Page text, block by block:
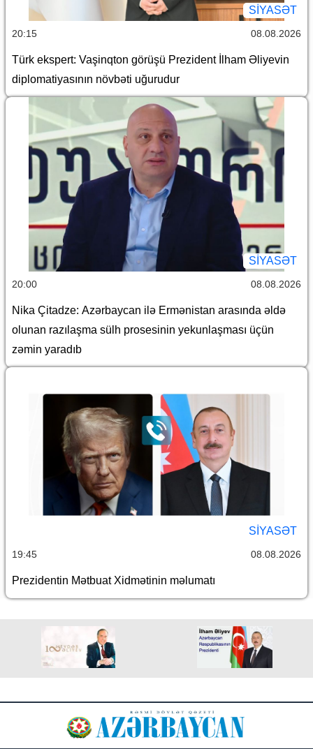
SİYASƏT
20:15 08.08.2026
Türk ekspert: Vaşinqton görüşü Prezident İlham Əliyevin
diplomatiyasının növbəti uğurudur
SİYASƏT
20:00 08.08.2026
Nika Çitadze: Azərbaycan ilə Ermənistan arasında əldə
olunan razılaşma sülh prosesinin yekunlaşması üçün
zəmin yaradıb
SİYASƏT
19:45 08.08.2026
Prezidentin Mətbuat Xidmətinin məlumatı